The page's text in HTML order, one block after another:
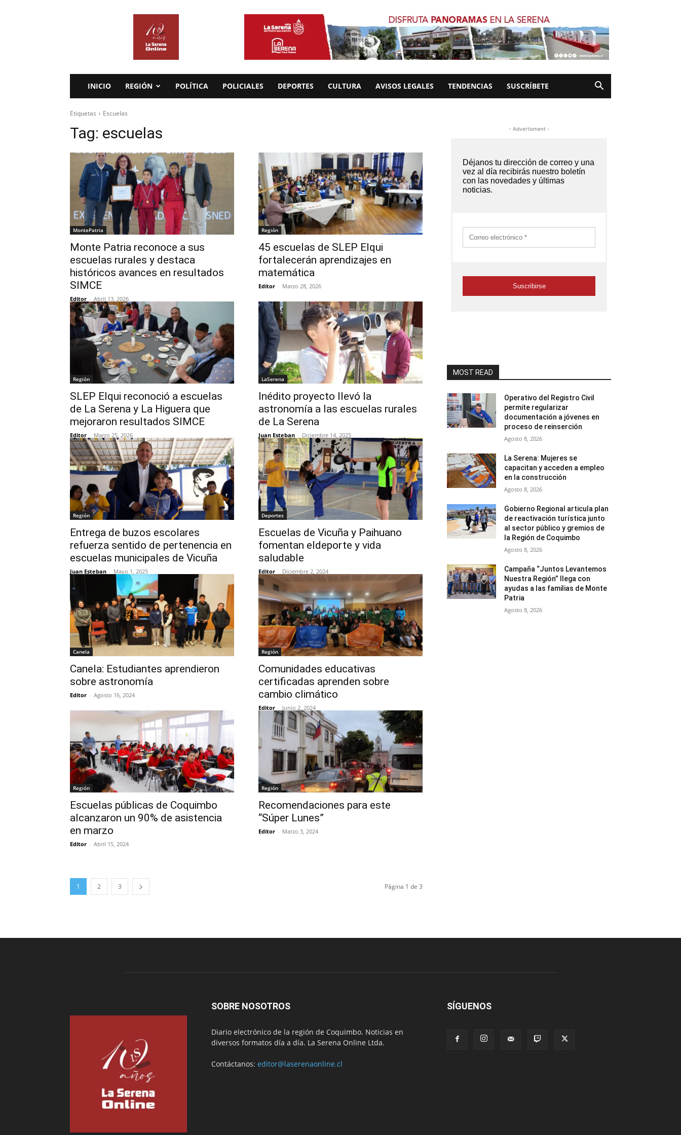
INICIO REGIÓN POLÍTICA POLICIALES DEPORTES CULTURA AVISOS LEGALES TENDENCIAS SUSCRÍBETE
Etiquetas Escuelas
Tag: escuelas
MontePatria
Monte Patria reconoce a sus
escuelas rurales y destaca
históricos avances en resultados
SIMCE
Editor - Abril 13, 2026
Región
45 escuelas de SLEP Elqui
fortalecerán aprendizajes en
matemática
Editor - Marzo 28, 2026
Región
SLEP Elqui reconoció a escuelas
de La Serena y La Higuera que
mejoraron resultados SIMCE
Editor - Marzo 25, 2026
LaSerena
Inédito proyecto llevó la
astronomía a las escuelas rurales
de La Serena
Juan Esteban - Diciembre 14, 2025
Región
Entrega de buzos escolares
refuerza sentido de pertenencia en
escuelas municipales de Vicuña
Juan Esteban - Mayo 1, 2025
Deportes
Escuelas de Vicuña y Paihuano
fomentan eldeporte y vida
saludable
Editor - Diciembre 2, 2024
Canela
Canela: Estudiantes aprendieron
sobre astronomía
Editor - Agosto 16, 2024
Región
Comunidades educativas
certificadas aprenden sobre
cambio climático
Editor - Junio 2, 2024
Región
Escuelas públicas de Coquimbo
alcanzaron un 90% de asistencia
en marzo
Editor - Abril 15, 2024
Región
Recomendaciones para este
“Súper Lunes”
Editor - Marzo 3, 2024
1 2 3 Página 1 de 3
- Advertisment -
MOST READ
Operativo del Registro Civil
permite regularizar
documentación a jóvenes en
proceso de reinserción
Agosto 8, 2026
La Serena: Mujeres se
capacitan y acceden a empleo
en la construcción
Agosto 8, 2026
Gobierno Regional articula plan
de reactivación turística junto
al sector público y gremios de
la Región de Coquimbo
Agosto 8, 2026
Campaña “Juntos Levantemos
Nuestra Región” llega con
ayudas a las familias de Monte
Patria
Agosto 8, 2026
SOBRE NOSOTROS
Diario electrónico de la región de Coquimbo. Noticias en
diversos formatos día a día. La Serena Online Ltda.
Contáctanos: editor@laserenaonline.cl
SÍGUENOS